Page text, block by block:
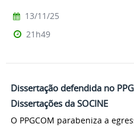
13/11/25
21h49
Dissertação defendida no
Dissertações da SOCINE
O PPGCOM parabeniza a